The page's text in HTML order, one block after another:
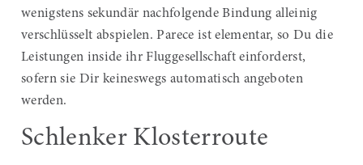
wenigstens sekundär nachfolgende Bindung alleinig
verschlüsselt abspielen. Parece ist elementar, so Du die
Leistungen inside ihr Fluggesellschaft einforderst,
sofern sie Dir keineswegs automatisch angeboten
werden.
Schlenker Klosterroute